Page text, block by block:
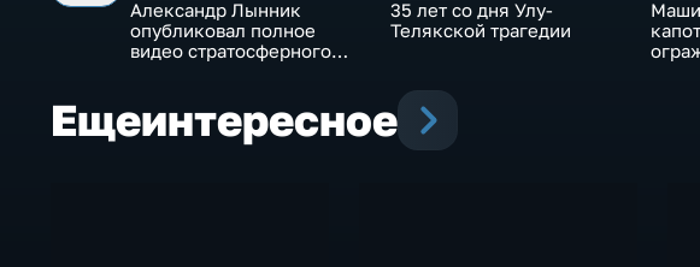
Александр Лынник
опубликовал полное
видео стратосферного
35 лет со дня Улу-
Телякской трагедии
Ещеинтересное